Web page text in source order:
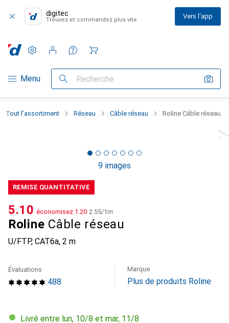
digitec
Trouvez et commandez plus vite Vers l'app
Navigation par catégorie
Menu Recherche
Paramètres
Compte client
Listes de comparaison
Listes d'envies
Panier
Tout l'assortiment Réseau Câble réseau Roline Câble réseau
9 images
REMISE QUANTITATIVE
Roline Câble réseau
U/FTP, CAT6a, 2 m
CHF
5.10 économisez CHF
1.20 CHF
2.55/1m
488
Évaluations Marque
Plus de produits Roline
Livré entre lun, 10/8 et mar, 11/8